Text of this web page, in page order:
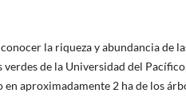
la riqueza y abundancia de
verdes de la Universidad del
aproximadamente 2 ha de los